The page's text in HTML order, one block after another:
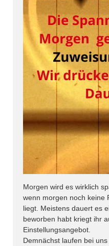
Morgen wird es wirklich
wenn morgen noch keine
liegt. Meistens dauert es
beworben habt kriegt ihr
Einstellungsangebot.
Demnächst laufen bei